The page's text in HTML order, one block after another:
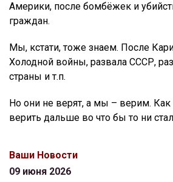
Америки, после бомбёжек и
граждан.
Мы, кстати, тоже знаем. После
Холодной войны, развала СССР,
страны и т.п.
Но они не верят, а мы – верим.
верить дальше во что бы то ни
Ваши Новости
09 июня 2026